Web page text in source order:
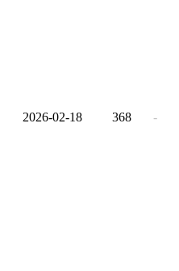
2026-02-18 368 -